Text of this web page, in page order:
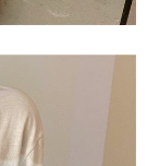
關法律權利，請聯
個人資料，連同必